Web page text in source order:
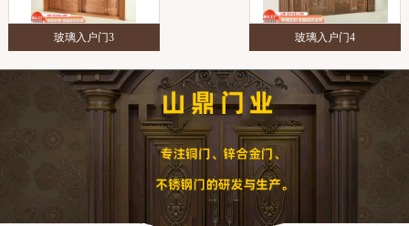
玻璃入户门3 玻璃入户门4